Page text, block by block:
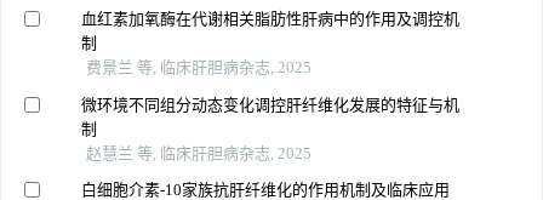
血红素加氧酶在代谢相关脂肪性肝病中的作用及调控机
制
费景兰 等, 临床肝胆病杂志, 2025
微环境不同组分动态变化调控肝纤维化发展的特征与机
制
赵慧兰 等, 临床肝胆病杂志, 2025
白细胞介素-10家族抗肝纤维化的作用机制及临床应用